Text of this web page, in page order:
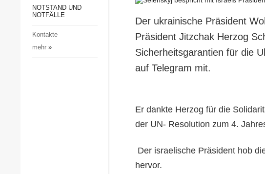
Gesellschaft und Kultur
Notstand und Notfälle
NOTSTAND UND
NOTFÄLLE
Kontakte
mehr»
Der ukrainische Präsident
Präsident Jitzchak Herzog
Sicherheitsgarantien für die
auf Telegram mit.
Er dankte Herzog für die
der UN- Resolution zum 4.
Der israelische Präsident hob
hervor.